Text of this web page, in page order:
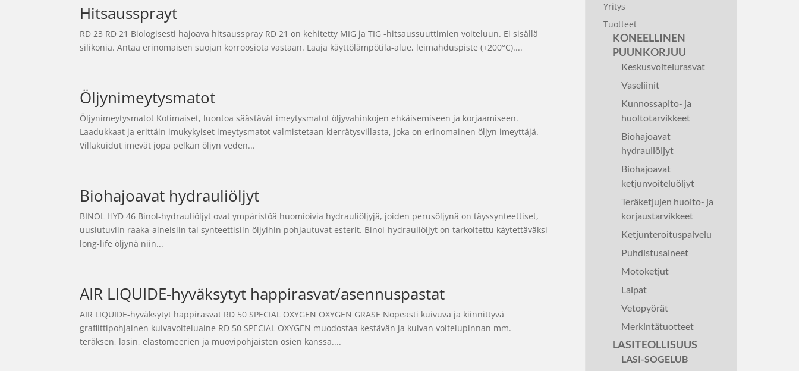
Hitsaussprayt
RD 23 RD 21 Biologisesti hajoava hitsausspray RD 21 on kehitetty MIG ja TIG -hitsaussuuttimien voiteluun. Ei sisällä
silikonia. Antaa erinomaisen suojan korroosiota vastaan. Laaja käyttölämpötila-alue, leimahduspiste (+200°C)....
Öljynimeytysmatot
Öljynimeytysmatot Kotimaiset, luontoa säästävät imeytysmatot öljyvahinkojen ehkäisemiseen ja korjaamiseen.
Laadukkaat ja erittäin imukykyiset imeytysmatot valmistetaan kierrätysvillasta, joka on erinomainen öljyn imeyttäjä.
Villakuidut imevät jopa pelkän öljyn veden...
Biohajoavat hydrauliöljyt
BINOL HYD 46 Binol-hydrauliöljyt ovat ympäristöä huomioivia hydrauliöljyjä, joiden perusöljynä on täyssynteettiset,
uusiutuviin raaka-aineisiin tai synteettisiin öljyihin pohjautuvat esterit. Binol-hydrauliöljyt on tarkoitettu käytettäväksi
long-life öljynä niin...
AIR LIQUIDE-hyväksytyt happirasvat/asennuspastat
AIR LIQUIDE-hyväksytyt happirasvat RD 50 SPECIAL OXYGEN OXYGEN GRASE Nopeasti kuivuva ja kiinnittyvä
grafiittipohjainen kuivavoiteluaine RD 50 SPECIAL OXYGEN muodostaa kestävän ja kuivan voitelupinnan mm.
teräksen, lasin, elastomeerien ja muovipohjaisten osien kanssa....
Yritys
Tuotteet
KONEELLINEN
PUUNKORJUU
Keskusvoitelurasvat
Vaseliinit
Kunnossapito- ja
huoltotarvikkeet
Biohajoavat
hydrauliöljyt
Biohajoavat
ketjunvoiteluöljyt
Teräketjujen huolto- ja
korjaustarvikkeet
Ketjunteroituspalvelu
Puhdistusaineet
Motoketjut
Laipat
Vetopyörät
Merkintätuotteet
LASITEOLLISUUS
LASI-SOGELUB